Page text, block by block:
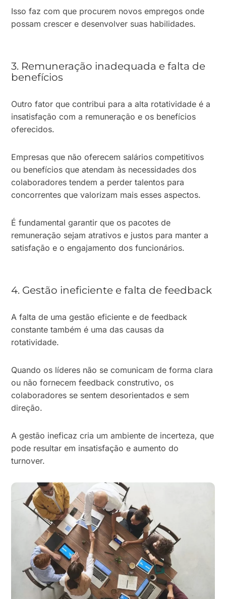
Isso faz com que procurem novos empregos onde
possam crescer e desenvolver suas habilidades.
3. Remuneração inadequada e falta de
benefícios
Outro fator que contribui para a alta rotatividade é a
insatisfação com a remuneração e os benefícios
oferecidos.
Empresas que não oferecem salários competitivos
ou benefícios que atendam às necessidades dos
colaboradores tendem a perder talentos para
concorrentes que valorizam mais esses aspectos.
É fundamental garantir que os pacotes de
remuneração sejam atrativos e justos para manter a
satisfação e o engajamento dos funcionários.
4. Gestão ineficiente e falta de feedback
A falta de uma gestão eficiente e de feedback
constante também é uma das causas da
rotatividade.
Quando os líderes não se comunicam de forma clara
ou não fornecem feedback construtivo, os
colaboradores se sentem desorientados e sem
direção.
A gestão ineficaz cria um ambiente de incerteza, que
pode resultar em insatisfação e aumento do
turnover.